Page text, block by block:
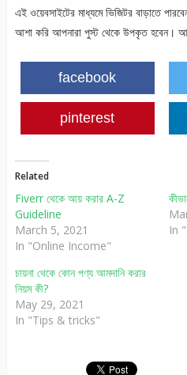
এই ওয়েবসাইটের মাধ্যমে ভিজিটর বাড়াতে
আশা করি আপনারা পুস্ট থেকে উপকৃত হবেন।
facebook
pinterest
Related
Fiverr থেকে আয় করার A-Z
Guideline
March 5, 2021
In "Online Income"
In
চায়না থেকে কোন পণ্য আমদানি করার
নিয়ম কী?
May 29, 2021
In "Tips & tricks"